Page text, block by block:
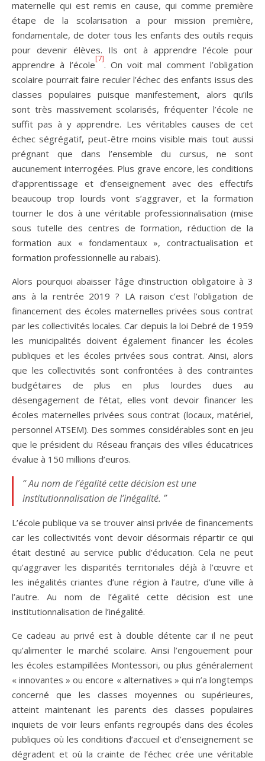
maternelle qui est remis en cause, qui comme première
étape de la scolarisation a pour mission première,
fondamentale, de doter tous les enfants des outils requis
pour devenir élèves. Ils ont à apprendre l’école pour
apprendre à l’école
[7]
. On voit mal comment l’obligation
scolaire pourrait faire reculer l’échec des enfants issus des
classes populaires puisque manifestement, alors qu’ils
sont très massivement scolarisés, fréquenter l’école ne
suffit pas à y apprendre. Les véritables causes de cet
échec ségrégatif, peut-être moins visible mais tout aussi
prégnant que dans l’ensemble du cursus, ne sont
aucunement interrogées. Plus grave encore, les conditions
d’apprentissage et d’enseignement avec des effectifs
beaucoup trop lourds vont s’aggraver, et la formation
tourner le dos à une véritable professionnalisation (mise
sous tutelle des centres de formation, réduction de la
formation aux « fondamentaux », contractualisation et
formation professionnelle au rabais).
Alors pourquoi abaisser l’âge d’instruction obligatoire à 3
ans à la rentrée 2019 ? LA raison c’est l’obligation de
financement des écoles maternelles privées sous contrat
par les collectivités locales. Car depuis la loi Debré de 1959
les municipalités doivent également financer les écoles
publiques et les écoles privées sous contrat. Ainsi, alors
que les collectivités sont confrontées à des contraintes
budgétaires de plus en plus lourdes dues au
désengagement de l’état, elles vont devoir financer les
écoles maternelles privées sous contrat (locaux, matériel,
personnel ATSEM). Des sommes considérables sont en jeu
que le président du Réseau français des villes éducatrices
évalue à 150 millions d’euros.
“ Au nom de l’égalité cette décision est une
institutionnalisation de l’inégalité. ”
L’école publique va se trouver ainsi privée de financements
car les collectivités vont devoir désormais répartir ce qui
était destiné au service public d’éducation. Cela ne peut
qu’aggraver les disparités territoriales déjà à l’œuvre et
les inégalités criantes d’une région à l’autre, d’une ville à
l’autre. Au nom de l’égalité cette décision est une
institutionnalisation de l’inégalité.
Ce cadeau au privé est à double détente car il ne peut
qu’alimenter le marché scolaire. Ainsi l’engouement pour
les écoles estampillées Montessori, ou plus généralement
« innovantes » ou encore « alternatives » qui n’a longtemps
concerné que les classes moyennes ou supérieures,
atteint maintenant les parents des classes populaires
inquiets de voir leurs enfants regroupés dans des écoles
publiques où les conditions d’accueil et d’enseignement se
dégradent et où la crainte de l’échec crée une véritable